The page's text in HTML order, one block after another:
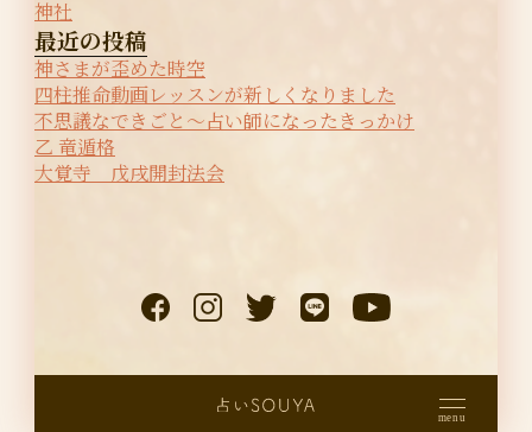
神社
最近の投稿
神さまが歪めた時空
四柱推命動画レッスンが新しくなりました
不思議なできごと〜占い師になったきっかけ
乙 竜遁格
大覚寺 戊戌開封法会